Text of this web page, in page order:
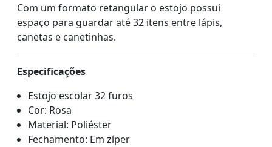
Com um formato retangular o estojo possui
espaço para guardar até 32 itens entre lápis,
canetas e canetinhas.
Especificações
Estojo escolar 32 furos
Cor: Rosa
Material: Poliéster
Fechamento: Em zíper